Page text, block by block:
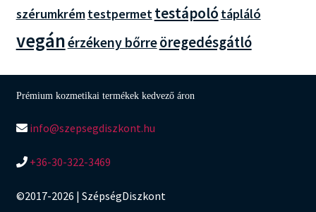
szérumkrémtestpermettestápoló tápláló
vegánérzékeny bőrreöregedésgátló
Prémium kozmetikai termékek kedvező áron
info@szepsegdiszkont.hu
+36-30-322-3469
©2017-2026 | SzépségDiszkont